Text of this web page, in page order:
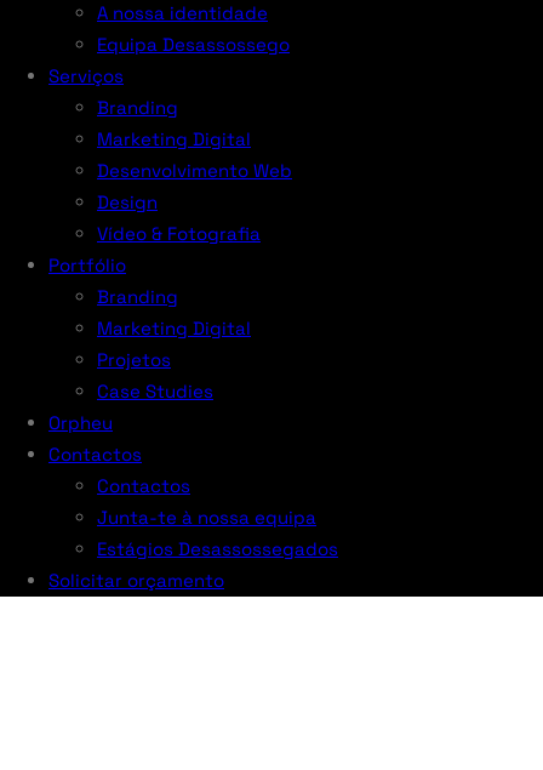
A nossa identidade
Equipa Desassossego
Serviços
Branding
Marketing Digital
Desenvolvimento Web
Design
Vídeo & Fotografia
Portfólio
Branding
Marketing Digital
Projetos
Case Studies
Orpheu
Contactos
Contactos
Junta-te à nossa equipa
Estágios Desassossegados
Solicitar orçamento